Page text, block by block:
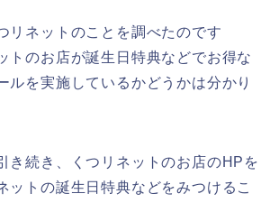
リネットのことを調べたのです
トのお店が誕生日特典などでお得な
ルを実施しているかどうかは分かり
き続き、くつリネットのお店のHPを
ットの誕生日特典などをみつけるこ